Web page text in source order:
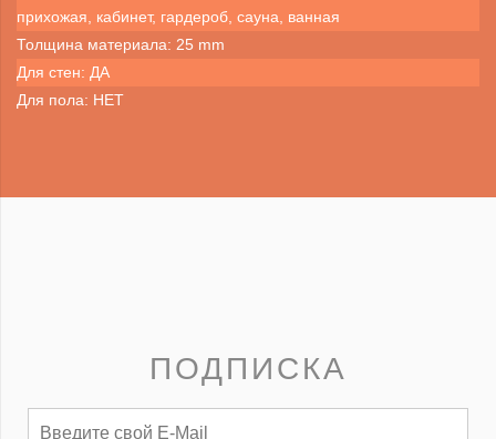
прихожая, кабинет, гардероб, сауна, ванная
Толщина материала: 25 mm
Для стен: ДА
Для пола: НЕТ
ПОДПИСКА